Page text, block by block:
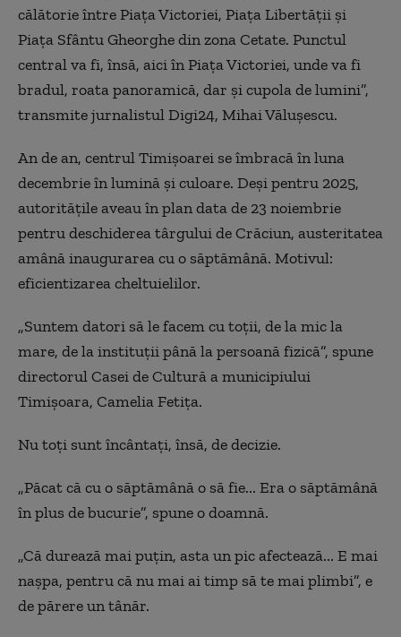
călătorie între Piața Victoriei, Piața Libertății și
Piața Sfântu Gheorghe din zona Cetate. Punctul
central va fi, însă, aici în Piața Victoriei, unde va fi
bradul, roata panoramică, dar și cupola de lumini”,
transmite jurnalistul Digi24, Mihai Vălușescu.
An de an, centrul Timișoarei se îmbracă în luna
decembrie în lumină și culoare. Deși pentru 2025,
autoritățile aveau în plan data de 23 noiembrie
pentru deschiderea târgului de Crăciun, austeritatea
amână inaugurarea cu o săptămână. Motivul:
eficientizarea cheltuielilor.
„Suntem datori să le facem cu toții, de la mic la
mare, de la instituții până la persoană fizică”, spune
directorul Casei de Cultură a municipiului
Timișoara, Camelia Fetița.
Nu toți sunt încântați, însă, de decizie.
„Păcat că cu o săptămână o să fie... Era o săptămână
în plus de bucurie”, spune o doamnă.
„Că durează mai puțin, asta un pic afectează... E mai
nașpa, pentru că nu mai ai timp să te mai plimbi”, e
de părere un tânăr.